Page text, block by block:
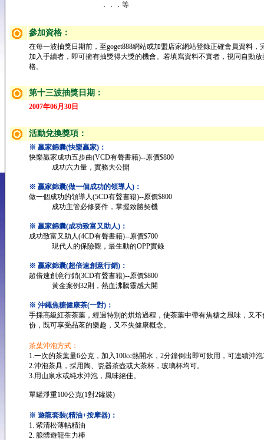
．．．等
參加資格：
在每一波抽獎日期前，至goget888網站或加盟店家網站登錄正確會員資料，
加入手續者，即可擁有抽獎得大獎的機會。若填寫資料不實者，視同自動放
格。
第十三波抽獎日期：
2007年06月30日
活動兌換獎項：
※ 贏家錦囊(快樂贏家)：
快樂贏家成功五步曲(VCD有聲書籍)--原價$800
成功六力量，實務大公開
※ 贏家錦囊(做一個成功的領導人)：
做一個成功的領導人(5CD有聲書籍)--原價$800
成功主管必修要件，掌握致勝契機
※ 贏家錦囊(成功致富又助人)：
成功致富又助人(4CD有聲書籍)--原價$700
現代人的保險觀，最生動的OPP實錄
※ 贏家錦囊(超倍速創意行銷)：
超倍速創意行銷(3CD有聲書籍)--原價$800
黃金案例32則，熱血沸騰靈感大開
※ 沖繩焦糖健康茶(一對)：
手採高級紅茶茶葉，經過特別的烘焙過程，使茶葉中帶有焦糖之風味，又不
份，既可享受品茗的樂趣，又不失健康概念。
茶葉沖泡方式：
1.一次的茶葉量6公克，加入100cc熱開水，2分鐘倒出即可飲用，可連續沖
2.沖泡茶具，採用陶、瓷器茶壺或大茶杯，玻璃杯均可。
3.用山泉水或純水沖泡，風味絕佳。
單罐淨重100公克(1對2罐裝)
※ 遊龍套裝(精油+按摩器)：
1. 紫清松薄帖精油
2. 腺體遊龍生力棒